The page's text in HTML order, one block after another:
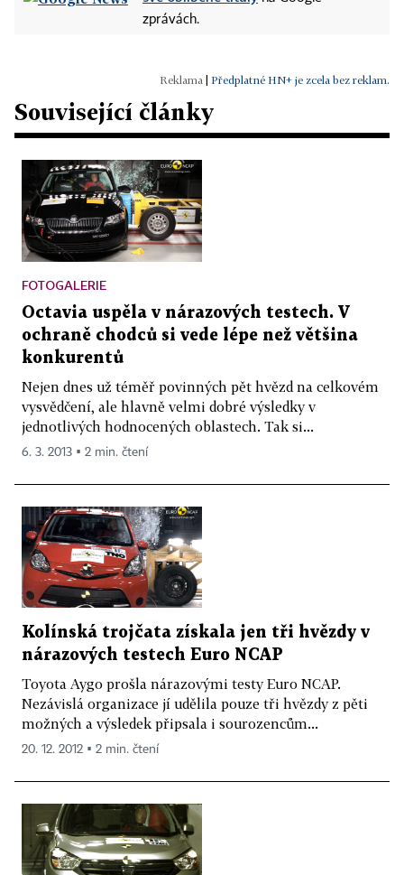
zprávách.
Předplatné HN+ je zcela bez reklam.
Související články
FOTOGALERIE
Octavia uspěla v nárazových testech. V
ochraně chodců si vede lépe než většina
konkurentů
Nejen dnes už téměř povinných pět hvězd na celkovém
vysvědčení, ale hlavně velmi dobré výsledky v
jednotlivých hodnocených oblastech. Tak si...
6. 3. 2013 ▪ 2 min. čtení
Kolínská trojčata získala jen tři hvězdy v
nárazových testech Euro NCAP
Toyota Aygo prošla nárazovými testy Euro NCAP.
Nezávislá organizace jí udělila pouze tři hvězdy z pěti
možných a výsledek připsala i sourozencům...
20. 12. 2012 ▪ 2 min. čtení